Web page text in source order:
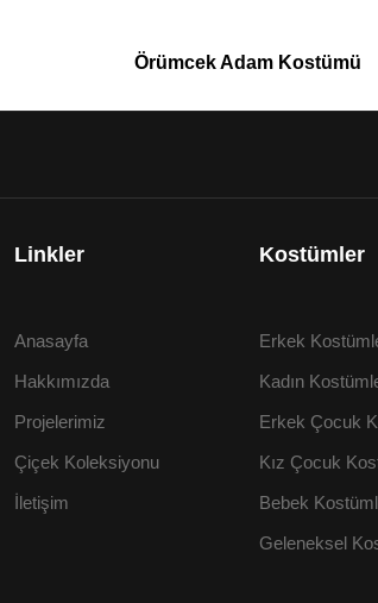
Örümcek Adam Kostümü
Linkler
Anasayfa
Hakkımızda
Projelerimiz
Çiçek Koleksiyonu
İletişim
Kostümler
Erkek
Kadın
Erkek Çocuk
Kız Çocuk
Bebek
Geleneksel